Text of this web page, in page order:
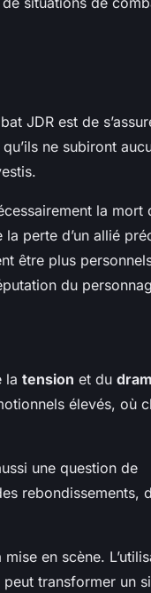
JDR est de
ne subiront
la mort
perte d’un allié
être plus
du
la tension et du
élevés, où
une question de
rebondissements,
en scène.
transformer un